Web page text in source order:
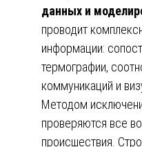
данных и
проводит
информации:
термографии,
коммуникаций и
Методом
проверяются все
происшествия.